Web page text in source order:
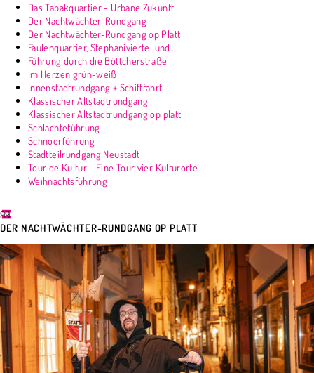
Das Tabakquartier - Urbane Zukunft
Der Nachtwächter-Rundgang
Der Nachtwächter-Rundgang op Platt
Faulenquartier, Stephaniviertel und...
Führung durch die Böttcherstraße
Im Herzen grün-weiß
Innenstadtrundgang + Schifffahrt
Klassischer Altstadtrundgang
Klassischer Altstadtrundgang op platt
Schlachteführung
Schnoorführung
Stadtteilrundgang Neustadt
Tour de Kultur - Eine Tour vier Kulturorte
Weihnachtsführung
99
DER NACHTWÄCHTER-RUNDGANG OP PLATT